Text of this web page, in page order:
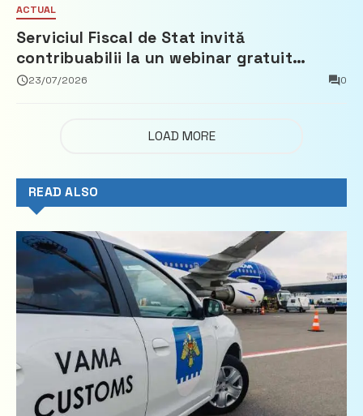
ACTUAL
Serviciul Fiscal de Stat invită
contribuabilii la un webinar gratuit
privind calculul impozitului pe bunurile
23/07/2026 0
LOAD MORE
READ ALSO